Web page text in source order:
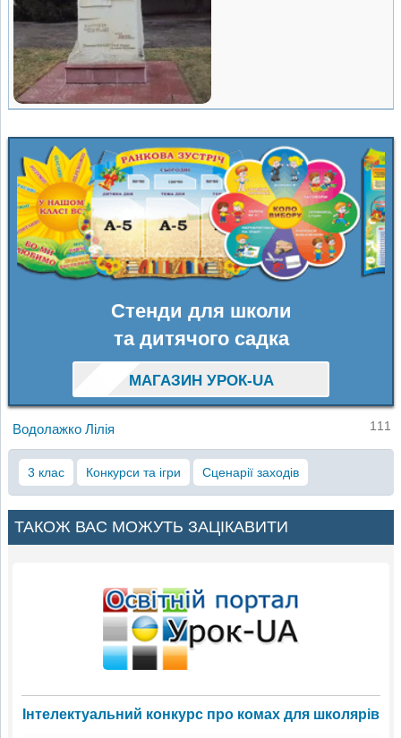
Стенди для школи
та дитячого садка
МАГАЗИН УРОК-UA
Водолажко Лілія 111
3 клас Конкурси та ігри Сценарії заходів
ТАКОЖ ВАС МОЖУТЬ ЗАЦІКАВИТИ
Інтелектуальний конкурс про комах для школярів